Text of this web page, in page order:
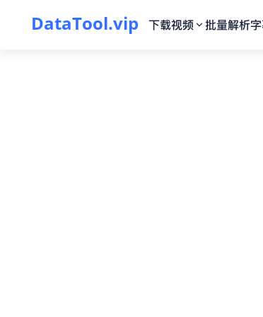
DataTool.vip 下载视频 批量解析